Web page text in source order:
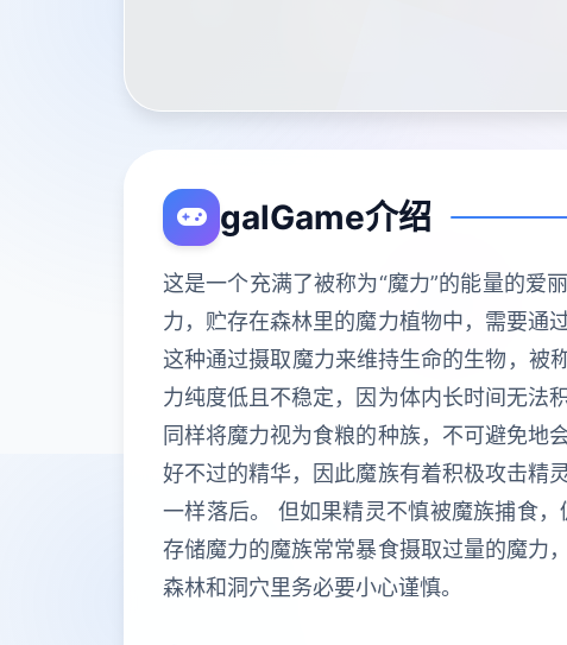
galGame介绍
这是一个充满了被称为“魔力”的能量的爱
力，贮存在森林里的魔力植物中，需要通
这种通过摄取魔力来维持生命的生物，被
力纯度低且不稳定，因为体内长时间无法
同样将魔力视为食粮的种族，不可避免地
好不过的精华，因此魔族有着积极攻击精
一样落后。 但如果精灵不慎被魔族捕食
存储魔力的魔族常常暴食摄取过量的魔力
森林和洞穴里务必要小心谨慎。